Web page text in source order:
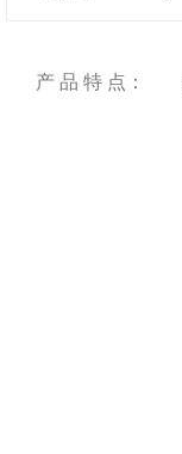
产 品 特 点：